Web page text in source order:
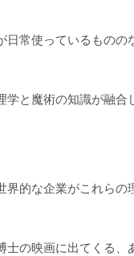
日常使っているものの
学と魔術の知識が融合
界的な企業がこれらの
士の映画に出てくる、